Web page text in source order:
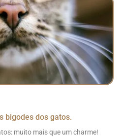
bigodes dos gatos.
muito mais que um charme!